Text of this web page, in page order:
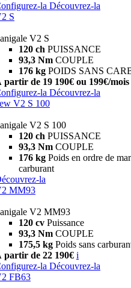
la Découvrez-la
S
V2 S
120 ch PUISSANCE
93,3 Nm COUPLE
176 kg POIDS SANS
partir de 19 190€ ou 199€/mois
la Découvrez-la
V2 S 100
V2 S 100
120 ch PUISSANCE
93,3 Nm COUPLE
176 kg Poids en ordre de
carburant
la
MM93
V2 MM93
120 cv Puissance
93,3 Nm COUPLE
175,5 kg Poids sans
partir de 22 190€ i
la Découvrez-la
FB63